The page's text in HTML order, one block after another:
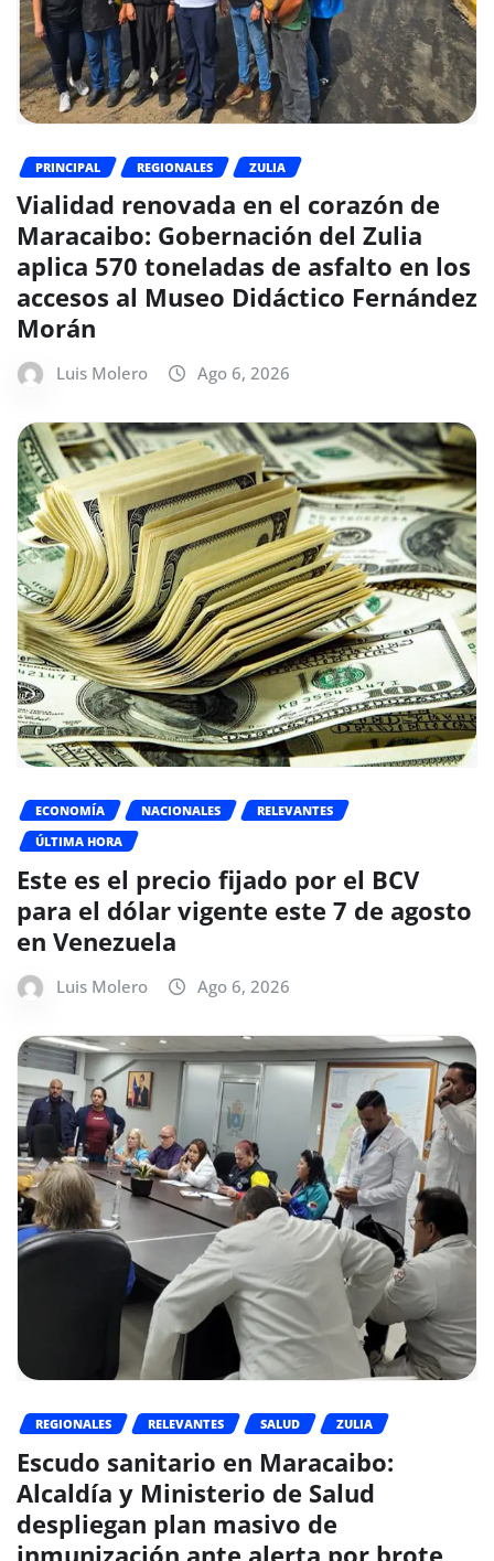
PRINCIPAL REGIONALES ZULIA
Vialidad renovada en el corazón de
Maracaibo: Gobernación del Zulia
aplica 570 toneladas de asfalto en los
accesos al Museo Didáctico Fernández
Morán
Luis Molero Ago 6, 2026
ECONOMÍA NACIONALES
RELEVANTES
ÚLTIMA HORA
Este es el precio fijado por el BCV
para el dólar vigente este 7 de agosto
en Venezuela
Luis Molero Ago 6, 2026
REGIONALES RELEVANTES SALUD ZULIA
Escudo sanitario en Maracaibo:
Alcaldía y Ministerio de Salud
despliegan plan masivo de
inmunización ante alerta por brote